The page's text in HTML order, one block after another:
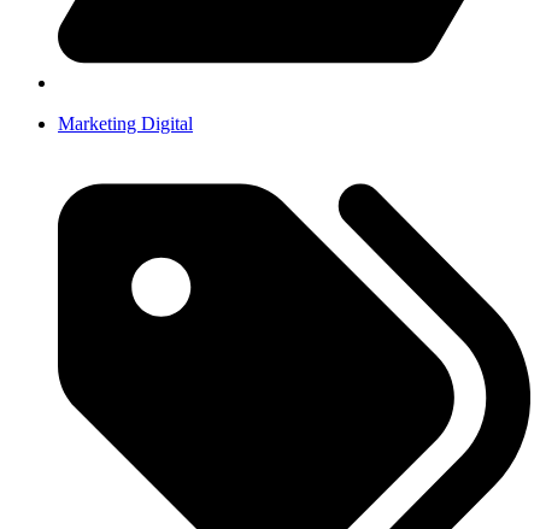
Marketing Digital